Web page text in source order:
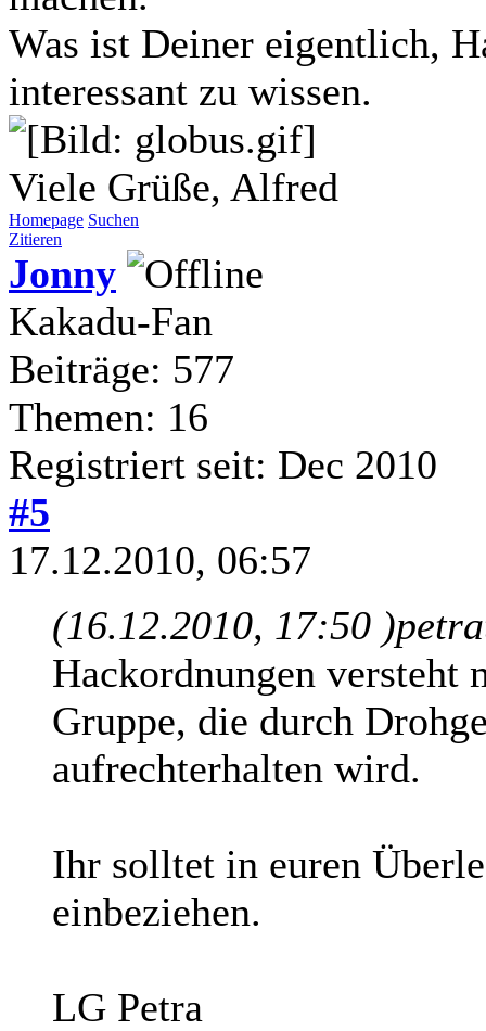
Was ist Deiner eigentlich,
interessant zu wissen.
Viele Grüße, Alfred
Homepage Suchen
Zitieren
Jonny
Kakadu-Fan
Beiträge: 577
Themen: 16
Registriert seit: Dec 2010
#5
17.12.2010, 06:57
(16.12.2010, 17:50 )
Hackordnungen versteht
Gruppe, die durch
aufrechterhalten wird.
Ihr solltet in euren
einbeziehen.
LG Petra